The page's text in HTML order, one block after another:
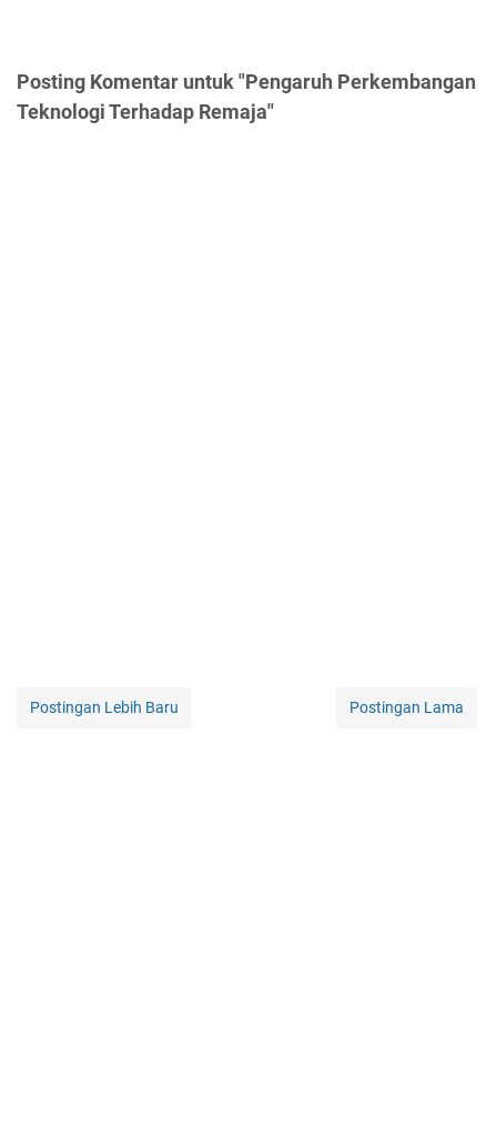
Posting Komentar untuk "Pengaruh Perkembangan
Teknologi Terhadap Remaja"
Postingan Lebih Baru Postingan Lama